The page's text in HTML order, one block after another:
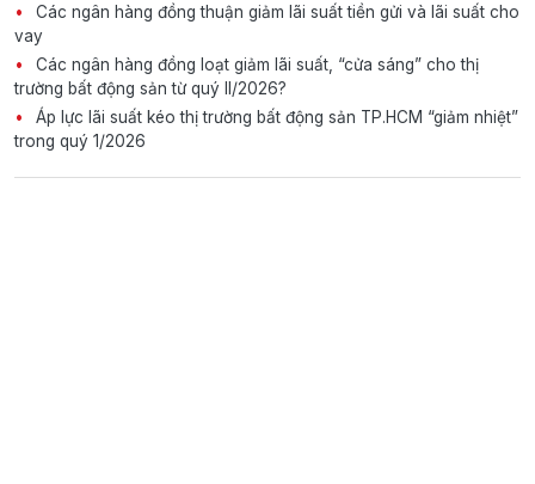
Các ngân hàng đồng thuận giảm lãi suất tiền gửi và lãi suất cho
vay
Các ngân hàng đồng loạt giảm lãi suất, “cửa sáng” cho thị
trường bất động sản từ quý II/2026?
Áp lực lãi suất kéo thị trường bất động sản TP.HCM “giảm nhiệt”
trong quý 1/2026